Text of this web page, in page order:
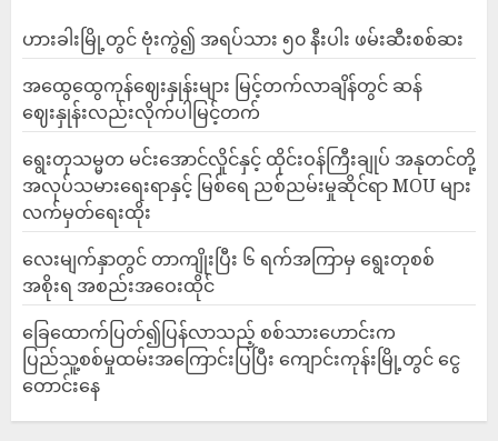
ဟားခါးမြို့တွင် ဗုံးကွဲ၍ အရပ်သား ၅၀ နီးပါး ဖမ်းဆီးစစ်ဆး
အထွေထွေကုန်ဈေးနှုန်းများ မြင့်တက်လာချိန်တွင် ဆန်
ဈေးနှုန်းလည်းလိုက်ပါမြင့်တက်
ရွေးတုသမ္မတ မင်းအောင်လှိုင်နှင့် ထိုင်းဝန်ကြီးချုပ် အနုတင်တို့
အလုပ်သမားရေးရာနှင့် မြစ်ရေ ညစ်ညမ်းမှုဆိုင်ရာ MOU များ
လက်မှတ်ရေးထိုး
လေးမျက်နှာတွင် တာကျိုးပြီး ၆ ရက်အကြာမှ ရွေးတုစစ်
အစိုးရ အစည်းအဝေးထိုင်
ခြေထောက်ပြတ်၍ပြန်လာသည့် စစ်သားဟောင်းက
ပြည်သူ့စစ်မှုထမ်းအကြောင်းပြပြီး ကျောင်းကုန်းမြို့တွင် ငွေ
တောင်းနေ